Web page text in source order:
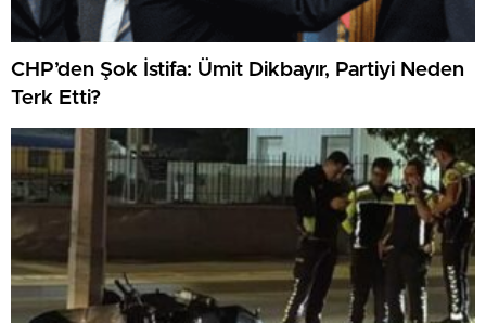
CHP’den Şok İstifa: Ümit Dikbayır, Partiyi Neden
Terk Etti?